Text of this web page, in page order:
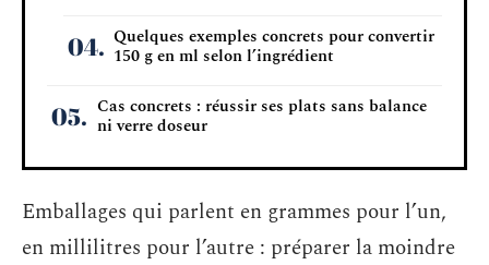
Quelques exemples concrets pour convertir
150 g en ml selon l’ingrédient
Cas concrets : réussir ses plats sans balance
ni verre doseur
Emballages qui parlent en grammes pour l’un,
en millilitres pour l’autre : préparer la moindre